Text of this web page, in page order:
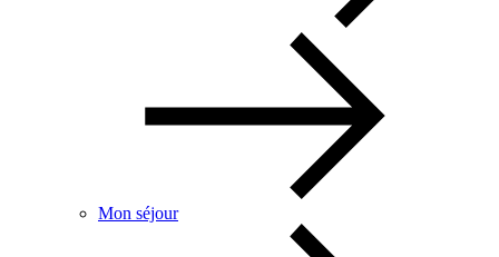
Mon séjour